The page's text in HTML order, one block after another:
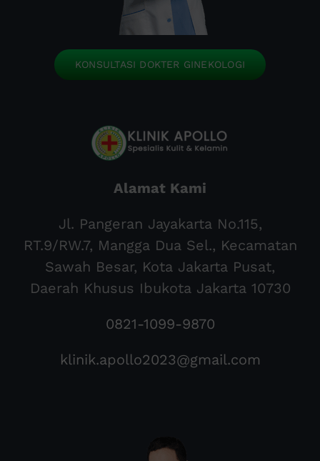
KONSULTASI DOKTER GINEKOLOGI
Alamat Kami
Jl. Pangeran Jayakarta No.115,
RT.9/RW.7, Mangga Dua Sel., Kecamatan
Sawah Besar, Kota Jakarta Pusat,
Daerah Khusus Ibukota Jakarta 10730
0821-1099-9870
klinik.apollo2023@gmail.com